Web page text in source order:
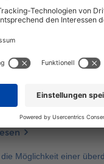
man unter dem
ist die am
geneigten
kann ich ein Scanhaus
umfasst
Möglichkeit einer